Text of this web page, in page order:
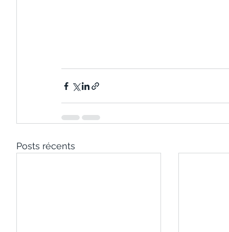
Posts récents